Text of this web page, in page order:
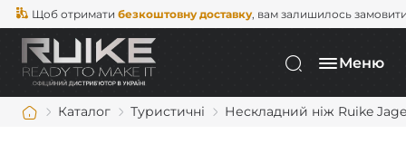
Щоб отриматибезкоштовну доставку, вам залишилось замовити
Меню
Каталог Туристичні Нескладний ніж Ruike